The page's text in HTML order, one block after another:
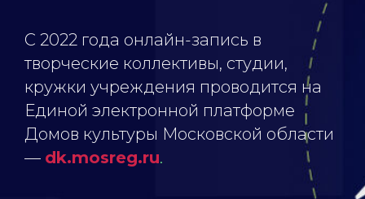
С 2022 года онлайн-запись в
творческие коллективы, студии,
кружки учреждения проводится на
Единой электронной платформе
Домов культуры Московской области
— dk.mosreg.ru.